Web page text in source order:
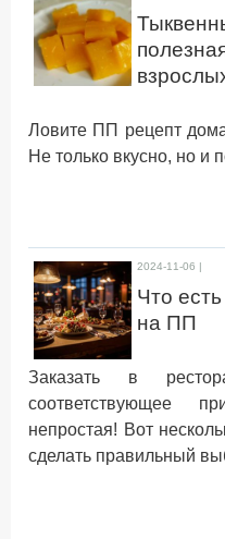
Ловите ПП рецепт
Не только вкусно, но и
2024-11-06 |
Что
на ПП
Заказать в
соответствующее
непростая! Вот
сделать правильный